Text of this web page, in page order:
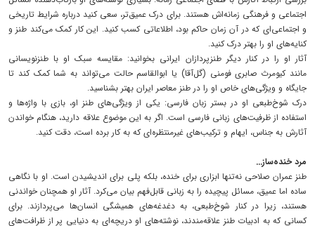
اجتماعی و فرهنگی زمانه‌اش هستند. برای درک عمیق‌تر، سعی کنید درباره شرایط تاریخی
و اجتماعی‌ای که در آن زمان حاکم بود، اطلاعاتی کسب کنید. این کار کمک می‌کند طنز و
کنایه‌های او را بهتر درک کنید.
آثار او را در کنار دیگر طنزپردازان ایرانی بخوانید: مقایسه سبک او با طنزنویسانی
مانند کیومرث صابری فومنی (گل‌آقا) یا ابوالقاسم حالت می‌تواند به شما کمک کند تا
جایگاه و ویژگی‌های خاص او را در طنز معاصر ایران بهتر بشناسید.
درک شوخ‌طبعی او در بستر زبان فارسی: یکی از ویژگی‌های طنز او، بازی با واژه‌ها و
استفاده از ظرفیت‌های زبانی فارسی است. اگر به این موضوع علاقه دارید، هنگام خواندن
آثارش به جناس، ایهام و ترکیب‌های غیرمنتظره‌ای که به کار برده است، دقت کنید.
مرد خنده‌ساز...
طنز عمران صلاحی نه‌تنها ابزاری برای خنده، بلکه پلی برای اندیشیدن است. او با نگاهی
ساده اما عمیق، مسائل پیچیده را به زبانی قابل‌فهم بیان می‌کرد. آثار او همچنان خواندنی
هستند، زیرا در کنار شوخ‌طبعی، به دغدغه‌های همیشگی انسان‌ها می‌پردازند. برای
کسانی که به ادبیات طنز علاقه‌مندند، نوشته‌های او دریچه‌ای به دنیایی پر از ظرافت‌های